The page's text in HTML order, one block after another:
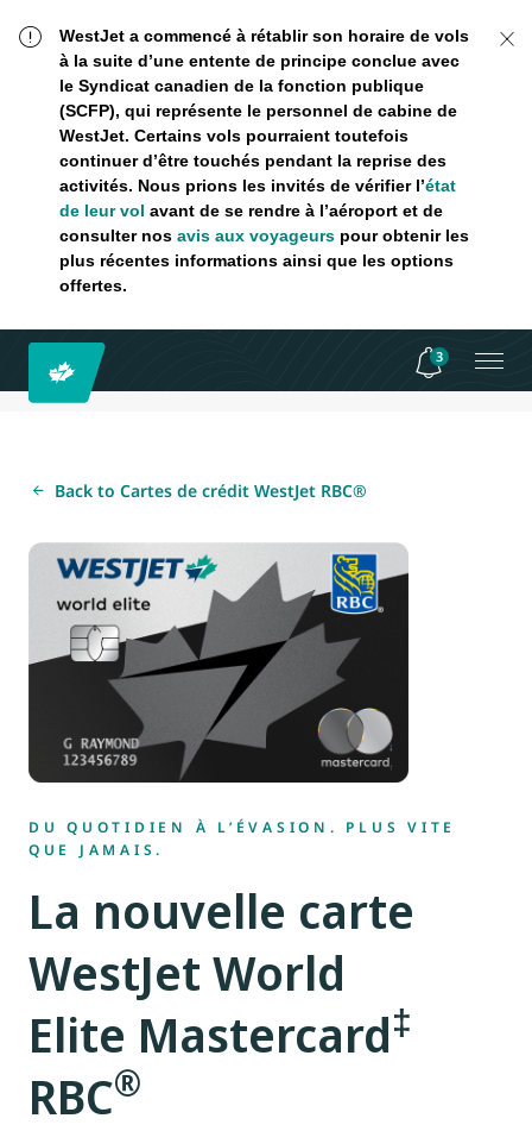
WestJet a commencé à rétablir son horaire de vols
à la suite d’une entente de principe conclue avec
le Syndicat canadien de la fonction publique
(SCFP), qui représente le personnel de cabine de
WestJet. Certains vols pourraient toutefois
continuer d’être touchés pendant la reprise des
activités. Nous prions les invités de vérifier l’état
de leur vol avant de se rendre à l’aéroport et de
consulter nos avis aux voyageurspour obtenir les
plus récentes informations ainsi que les options
offertes.
3
Back to Cartes de crédit WestJet RBC®
DU QUOTIDIEN À L’ÉVASION. PLUS VITE
QUE JAMAIS.
La nouvelle carte
WestJet World
Elite Mastercard‡
RBC®